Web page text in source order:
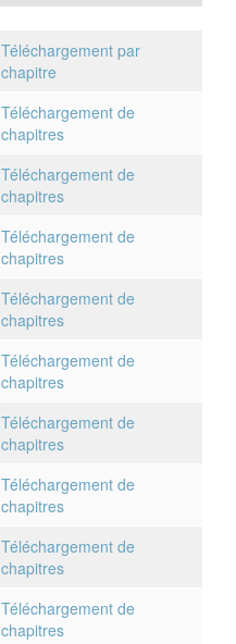
Téléchargement par
chapitre
Téléchargement de
chapitres
Téléchargement de
chapitres
Téléchargement de
chapitres
Téléchargement de
chapitres
Téléchargement de
chapitres
Téléchargement de
chapitres
Téléchargement de
chapitres
Téléchargement de
chapitres
Téléchargement de
chapitres